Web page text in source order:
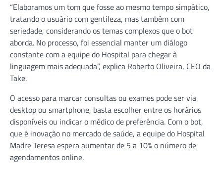
“Elaboramos um tom que fosse ao mesmo tempo simpático,
tratando o usuário com gentileza, mas também com
seriedade, considerando os temas complexos que o bot
aborda. No processo, foi essencial manter um diálogo
constante com a equipe do Hospital para chegar à
linguagem mais adequada”, explica Roberto Oliveira, CEO da
Take.
O acesso para marcar consultas ou exames pode ser via
desktop ou smartphone, basta escolher entre os horários
disponíveis ou indicar o médico de preferência. Com o bot,
que é inovação no mercado de saúde, a equipe do Hospital
Madre Teresa espera aumentar de 5 a 10% o número de
agendamentos online.